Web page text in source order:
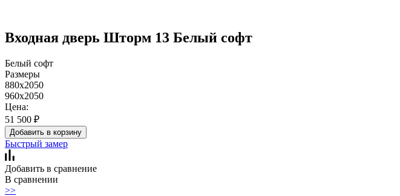
Входная дверь Шторм 13 Белый софт
Белый софт
Размеры
880x2050
960x2050
Цена:
51 500 ₽
Добавить в корзину
Быстрый замер
Добавить в сравнение
В сравнении
>>